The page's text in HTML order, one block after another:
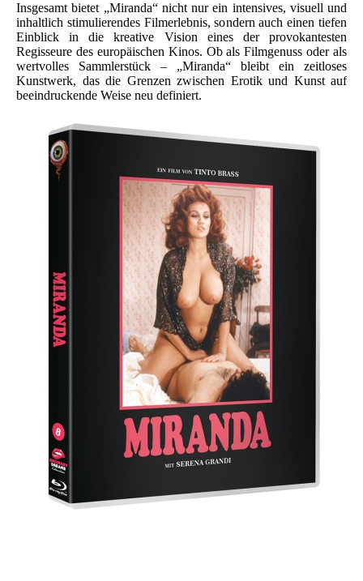
Insgesamt bietet „Miranda“ nicht nur ein intensives, visuell und
inhaltlich stimulierendes Filmerlebnis, sondern auch einen tiefen
Einblick in die kreative Vision eines der provokantesten
Regisseure des europäischen Kinos. Ob als Filmgenuss oder als
wertvolles Sammlerstück – „Miranda“ bleibt ein zeitloses
Kunstwerk, das die Grenzen zwischen Erotik und Kunst auf
beeindruckende Weise neu definiert.